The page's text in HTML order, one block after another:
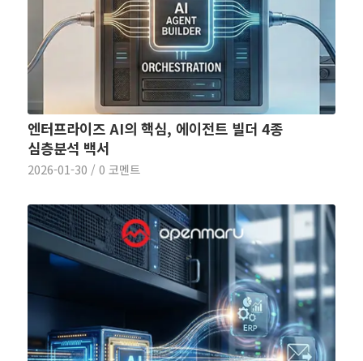
엔터프라이즈 AI의 핵심, 에이전트 빌더 4종
심층분석 백서
2026-01-30 / 0 코멘트